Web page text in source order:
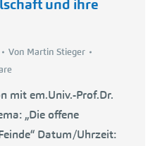
und ihre
Von Martin Stieger
mit em.Univ.-Prof.Dr.
„Die offene
Datum/Uhrzeit: